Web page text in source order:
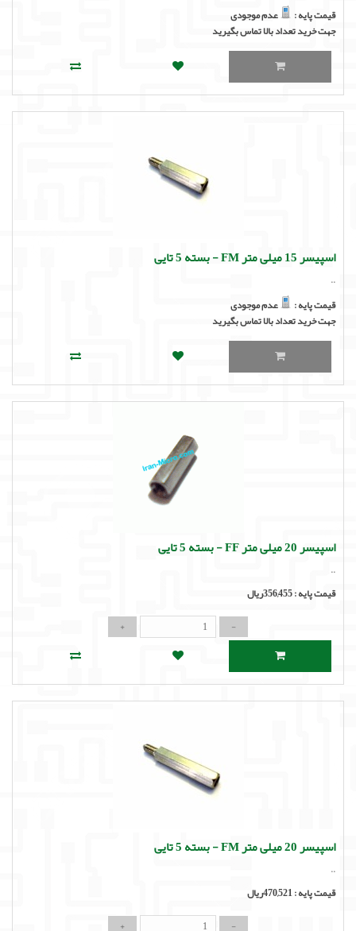
قیمت پایه :
عدم موجودی
جهت خرید تعداد بالا تماس بگیرید
اسپیسر 15 میلی متر FM - بسته 5 تایی
..
قیمت پایه :
عدم موجودی
جهت خرید تعداد بالا تماس بگیرید
اسپیسر 20 میلی متر FF - بسته 5 تایی
..
قیمت پایه :356,455ریال
اسپیسر 20 میلی متر FM - بسته 5 تایی
..
قیمت پایه :470,521ریال